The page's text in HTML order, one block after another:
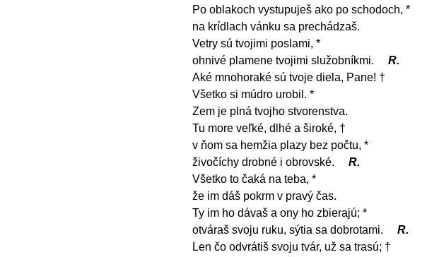
Po oblakoch vystupuješ ako po schodoch, *
na krídlach vánku sa prechádzaš.
Vetry sú tvojimi poslami, *
ohnivé plamene tvojimi služobníkmi.
R.
Aké mnohoraké sú tvoje diela, Pane! †
Všetko si múdro urobil. *
Zem je plná tvojho stvorenstva.
Tu more veľké, dlhé a široké, †
v ňom sa hemžia plazy bez počtu, *
živočíchy drobné i obrovské.
R.
Všetko to čaká na teba, *
že im dáš pokrm v pravý čas.
Ty im ho dávaš a ony ho zbierajú; *
otváraš svoju ruku, sýtia sa dobrotami.
R.
Len čo odvrátiš svoju tvár, už sa trasú; †